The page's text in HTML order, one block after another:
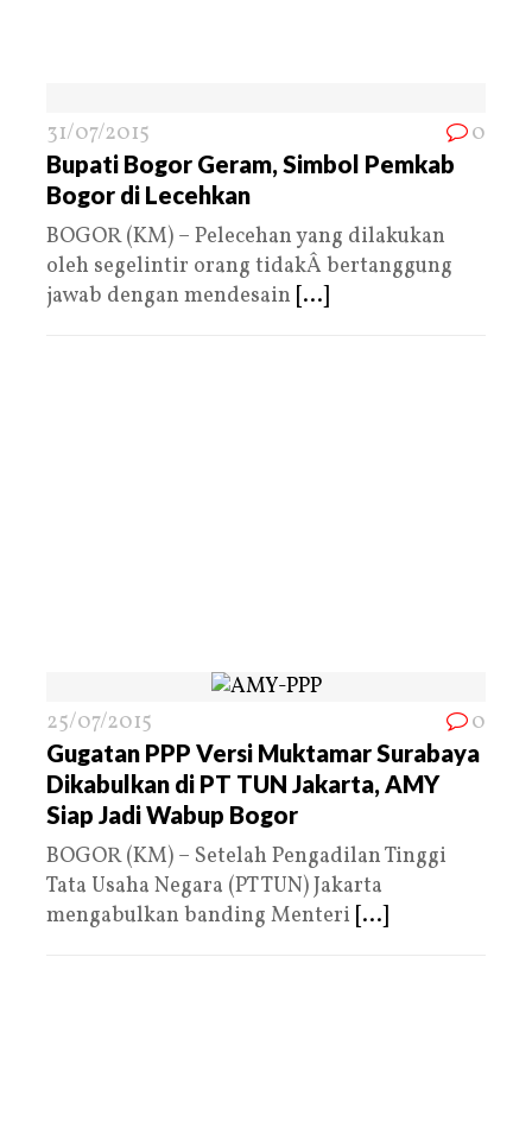
31/07/2015 0
Bupati Bogor Geram, Simbol Pemkab
Bogor di Lecehkan
BOGOR (KM) – Pelecehan yang dilakukan
oleh segelintir orang tidakÂ bertanggung
jawab dengan mendesain [...]
25/07/2015 0
Gugatan PPP Versi Muktamar Surabaya
Dikabulkan di PT TUN Jakarta, AMY
Siap Jadi Wabup Bogor
BOGOR (KM) – Setelah Pengadilan Tinggi
Tata Usaha Negara (PT TUN) Jakarta
mengabulkan banding Menteri [...]